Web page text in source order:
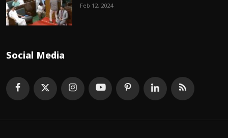
Feb 12, 2024
Social Media